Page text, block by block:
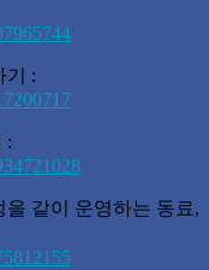
기 :
:
같이 운영하는 동료,